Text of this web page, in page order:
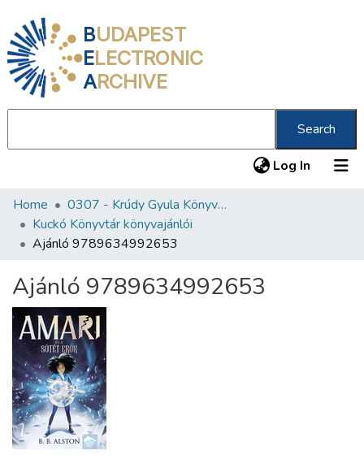
BUDAPEST
ELECTRONIC
ARCHIVE
Search
Log In (current)
Communities & Collections
All of DSpace
About us
Home
0307 - Krúdy Gyula Könyvtár
Kuckó Könyvtár könyvajánlói
Ajánló 9789634992653
Ajánló 9789634992653